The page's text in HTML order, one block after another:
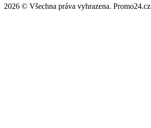
2026 © Všechna práva vyhrazena. Promo24.cz